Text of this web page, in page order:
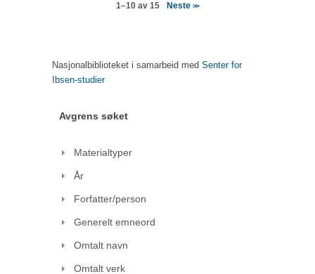
1–10 av 15 Neste>>
Nasjonalbiblioteket i samarbeid med Senter for
Ibsen-studier
Avgrens søket
Materialtyper
År
Forfatter/person
Generelt emneord
Omtalt navn
Omtalt verk